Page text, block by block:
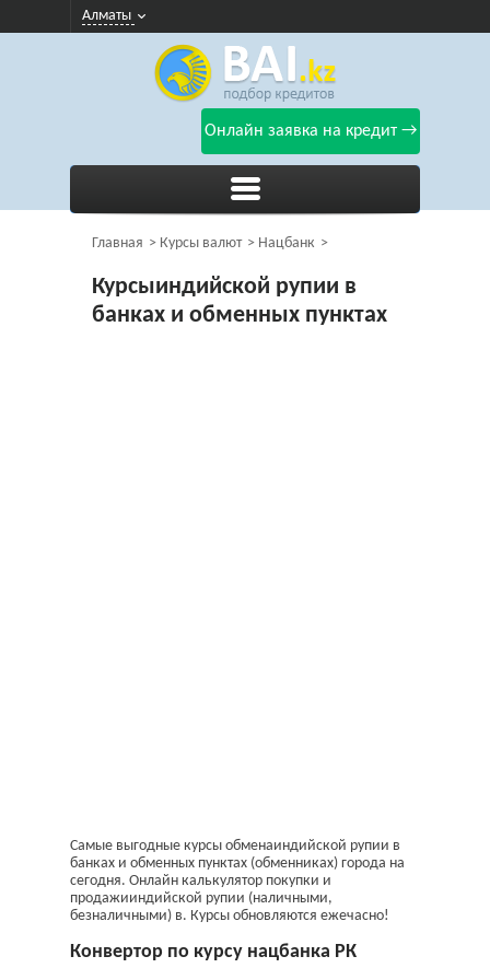
Алматы
Онлайн заявка на кредит →
Главная Курсы валют Нацбанк
Курсыиндийской рупии в
банках и обменных пунктах
Самые выгодные курсы обменаиндийской рупии в
банках и обменных пунктах (обменниках) города на
сегодня. Онлайн калькулятор покупки и
продажииндийской рупии (наличными,
безналичными) в. Курсы обновляются ежечасно!
Конвертoр по курсу нацбанка РК